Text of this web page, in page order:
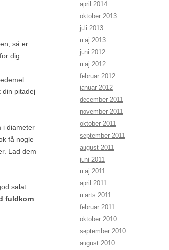
så er
dig.
din pitadej
i diameter
få nogle
Lad dem
salat
fuldkorn
april 2014
oktober 2013
juli 2013
maj 2013
juni 2012
maj 2012
februar 2012
januar 2012
december 2011
november 2011
oktober 2011
september 2011
august 2011
juni 2011
maj 2011
april 2011
marts 2011
februar 2011
oktober 2010
september 2010
august 2010